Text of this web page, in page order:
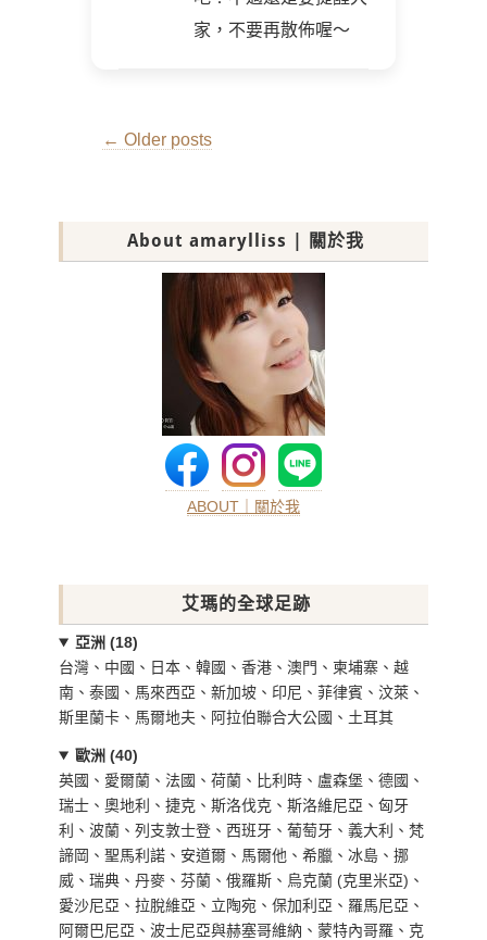
家，不要再散佈喔～
Post
← Older posts
About amarylliss | 關於我
ABOUT｜關於我
艾瑪的全球足跡
亞洲 (18)
台灣、中國、日本、韓國、香港、澳門、柬埔寨、越
南、泰國、馬來西亞、新加坡、印尼、菲律賓、汶萊、
斯里蘭卡、馬爾地夫、阿拉伯聯合大公國、土耳其
歐洲 (40)
英國、愛爾蘭、法國、荷蘭、比利時、盧森堡、德國、
瑞士、奧地利、捷克、斯洛伐克、斯洛維尼亞、匈牙
利、波蘭、列支敦士登、西班牙、葡萄牙、義大利、梵
諦岡、聖馬利諾、安道爾、馬爾他、希臘、冰島、挪
威、瑞典、丹麥、芬蘭、俄羅斯、烏克蘭 (克里米亞)、
愛沙尼亞、拉脫維亞、立陶宛、保加利亞、羅馬尼亞、
阿爾巴尼亞、波士尼亞與赫塞哥維納、蒙特內哥羅、克